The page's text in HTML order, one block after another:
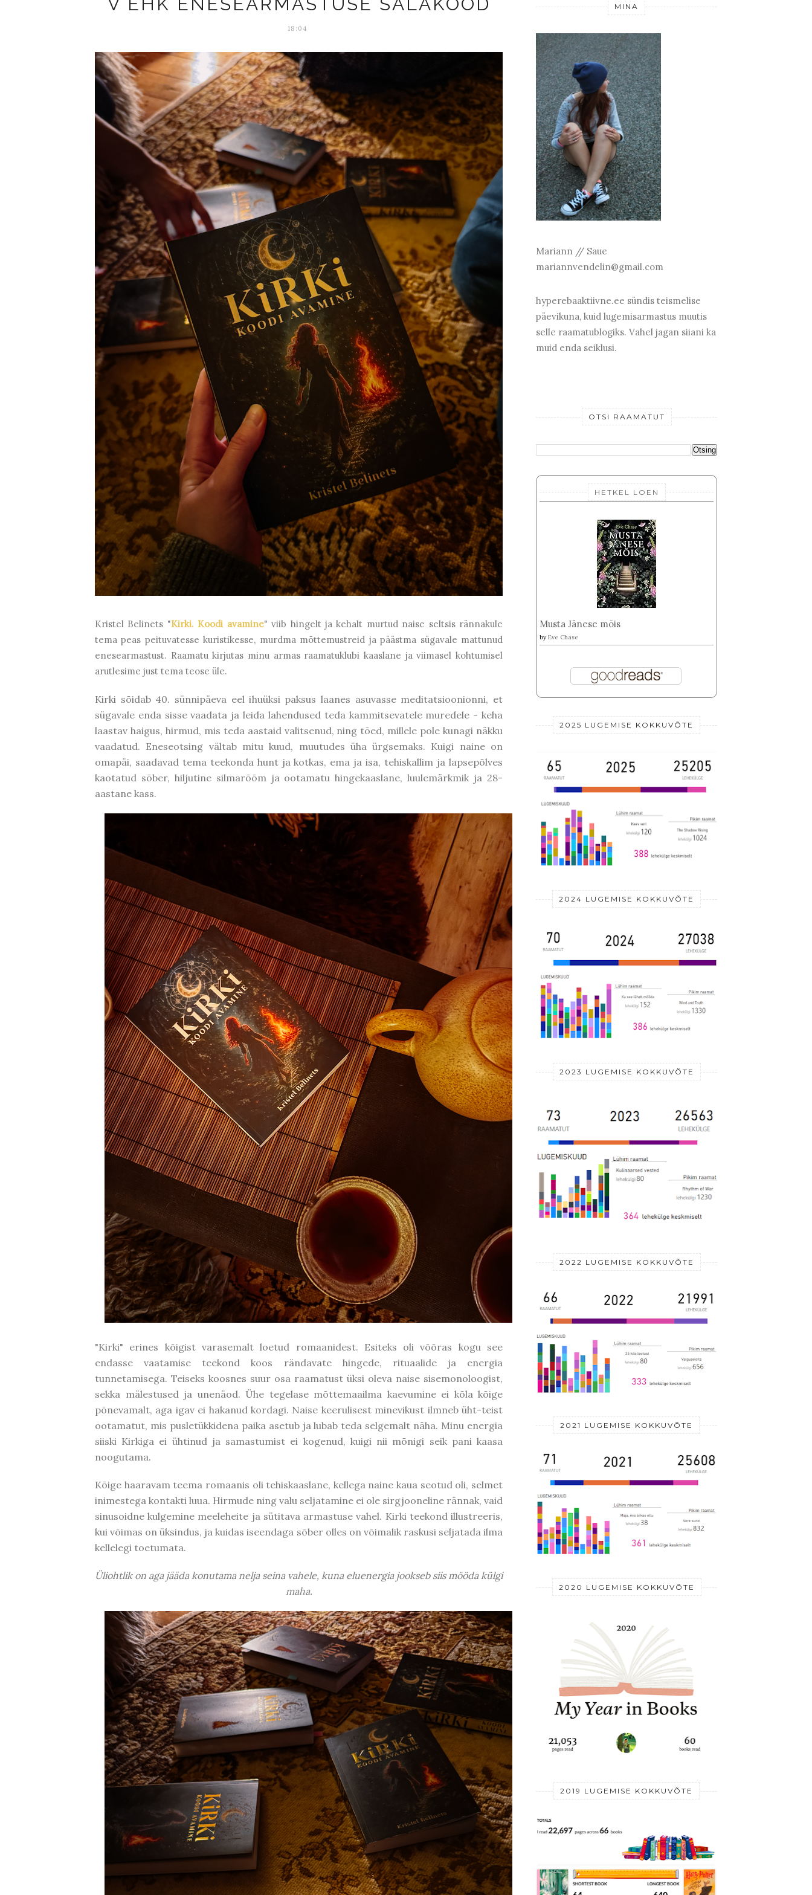
18:04
Kristel Belinets "Kirki. Koodi avamine" viib hingelt ja kehalt murtud naise seltsis rännakule
tema peas peituvatesse kuristikesse, murdma mõttemustreid ja päästma sügavale mattunud
enesearmastust. Raamatu kirjutas minu armas raamatuklubi kaaslane ja viimasel kohtumisel
arutlesime just tema teose üle.
Kirki sõidab 40. sünnipäeva eel ihuüksi paksus laanes asuvasse meditatsioonionni, et
sügavale enda sisse vaadata ja leida lahendused teda kammitsevatele muredele - keha
laastav haigus, hirmud, mis teda aastaid valitsenud, ning tõed, millele pole kunagi näkku
vaadatud. Eneseotsing vältab mitu kuud, muutudes üha ürgsemaks. Kuigi naine on
omapäi, saadavad tema teekonda hunt ja kotkas, ema ja isa, tehiskallim ja lapsepõlves
kaotatud sõber, hiljutine silmarõõm ja ootamatu hingekaaslane, luulemärkmik ja 28-
aastane kass.
"Kirki" erines kõigist varasemalt loetud romaanidest. Esiteks oli võõras kogu see
endasse vaatamise teekond koos rändavate hingede, rituaalide ja energia
tunnetamisega. Teiseks koosnes suur osa raamatust üksi oleva naise sisemonoloogist,
sekka mälestused ja unenäod. Ühe tegelase mõttemaailma kaevumine ei kõla kõige
põnevamalt, aga igav ei hakanud kordagi. Naise keerulisest minevikust ilmneb üht-teist
ootamatut, mis pusletükkidena paika asetub ja lubab teda selgemalt näha. Minu energia
siiski Kirkiga ei ühtinud ja samastumist ei kogenud, kuigi nii mõnigi seik pani kaasa
noogutama.
Kõige haaravam teema romaanis oli tehiskaaslane, kellega naine kaua seotud oli, selmet
inimestega kontakti luua. Hirmude ning valu seljatamine ei ole sirgjooneline rännak, vaid
sinusoidne kulgemine meeleheite ja sütitava armastuse vahel. Kirki teekond illustreeris,
kui võimas on üksindus, ja kuidas iseendaga sõber olles on võimalik raskusi seljatada ilma
kellelegi toetumata.
Üliohtlik on aga jääda konutama nelja seina vahele, kuna eluenergia jookseb siis mööda külgi
maha.
MINA
Mariann // Saue
mariannvendelin@gmail.com
hyperebaaktiivne.ee sündis teismelise
päevikuna, kuid lugemisarmastus muutis
selle raamatublogiks. Vahel jagan siiani ka
muid enda seiklusi.
OTSI RAAMATUT
HETKEL LOEN
Musta Jänese mõis
by Eve Chase
2025 LUGEMISE KOKKUVÕTE
2024 LUGEMISE KOKKUVÕTE
2023 LUGEMISE KOKKUVÕTE
2022 LUGEMISE KOKKUVÕTE
2021 LUGEMISE KOKKUVÕTE
2020 LUGEMISE KOKKUVÕTE
2019 LUGEMISE KOKKUVÕTE